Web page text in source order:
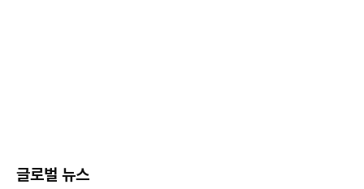
글로벌 뉴스